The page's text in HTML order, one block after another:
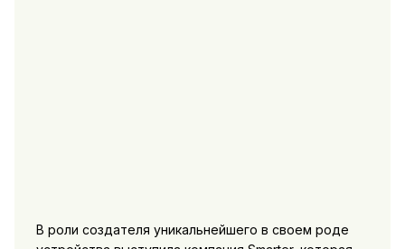
В роли создателя уникальнейшего в своем роде